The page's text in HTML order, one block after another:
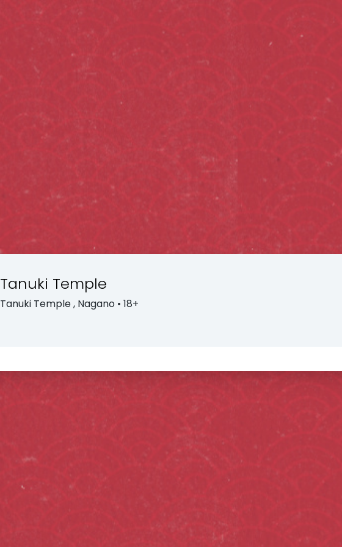
Tanuki Temple
Tanuki Temple, Nagano • 18+